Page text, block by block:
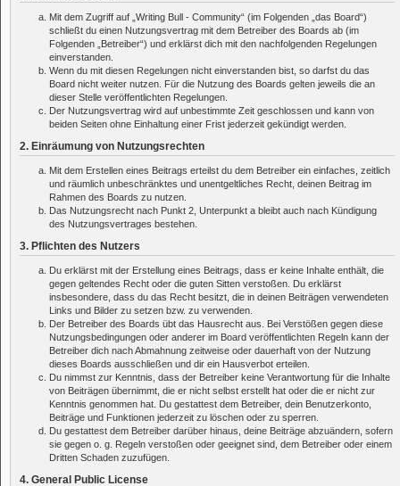
Mit dem Zugriff auf „Writing Bull - Community“ (im Folgenden „das Board“)
schließt du einen Nutzungsvertrag mit dem Betreiber des Boards ab (im
Folgenden „Betreiber“) und erklärst dich mit den nachfolgenden Regelungen
einverstanden.
Wenn du mit diesen Regelungen nicht einverstanden bist, so darfst du das
Board nicht weiter nutzen. Für die Nutzung des Boards gelten jeweils die an
dieser Stelle veröffentlichten Regelungen.
Der Nutzungsvertrag wird auf unbestimmte Zeit geschlossen und kann von
beiden Seiten ohne Einhaltung einer Frist jederzeit gekündigt werden.
2. Einräumung von Nutzungsrechten
Mit dem Erstellen eines Beitrags erteilst du dem Betreiber ein einfaches, zeitlich
und räumlich unbeschränktes und unentgeltliches Recht, deinen Beitrag im
Rahmen des Boards zu nutzen.
Das Nutzungsrecht nach Punkt 2, Unterpunkt a bleibt auch nach Kündigung
des Nutzungsvertrages bestehen.
3. Pflichten des Nutzers
Du erklärst mit der Erstellung eines Beitrags, dass er keine Inhalte enthält, die
gegen geltendes Recht oder die guten Sitten verstoßen. Du erklärst
insbesondere, dass du das Recht besitzt, die in deinen Beiträgen verwendeten
Links und Bilder zu setzen bzw. zu verwenden.
Der Betreiber des Boards übt das Hausrecht aus. Bei Verstößen gegen diese
Nutzungsbedingungen oder anderer im Board veröffentlichten Regeln kann der
Betreiber dich nach Abmahnung zeitweise oder dauerhaft von der Nutzung
dieses Boards ausschließen und dir ein Hausverbot erteilen.
Du nimmst zur Kenntnis, dass der Betreiber keine Verantwortung für die Inhalte
von Beiträgen übernimmt, die er nicht selbst erstellt hat oder die er nicht zur
Kenntnis genommen hat. Du gestattest dem Betreiber, dein Benutzerkonto,
Beiträge und Funktionen jederzeit zu löschen oder zu sperren.
Du gestattest dem Betreiber darüber hinaus, deine Beiträge abzuändern, sofern
sie gegen o. g. Regeln verstoßen oder geeignet sind, dem Betreiber oder einem
Dritten Schaden zuzufügen.
4. General Public License